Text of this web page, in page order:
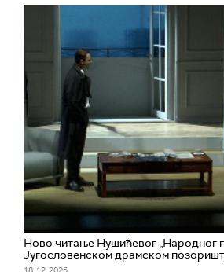
Ново читање Нушићевог „Народног
Југословенском драмском